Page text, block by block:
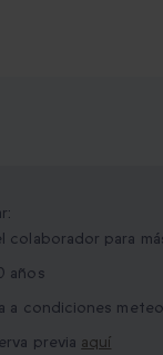
colaborador para
años
a condiciones
previa aquí